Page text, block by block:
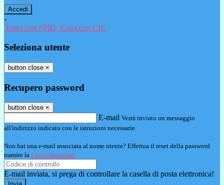
-
Entra con SPID Entra con CIE
Seleziona utente
button close ×
Recupero password
button close ×
E-mail Verrà inviato un messaggio
all'indirizzo indicato con le istruzioni necessarie.
Non hai una e-mail associata al nome utente? Effettua il reset della password
tramite la Login Spaggiari
E-mail inviata, si prega di controllare la casella di posta elettronica!